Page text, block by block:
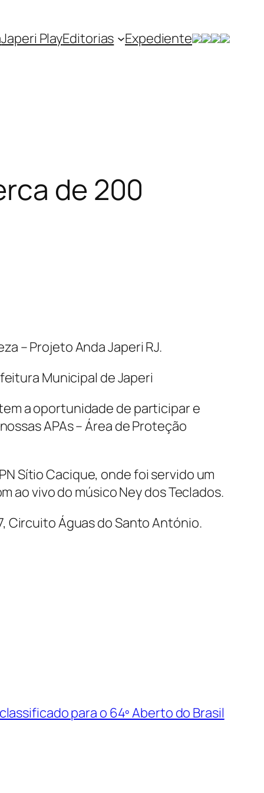
Japeri PlayEditorias Expediente
de 200
– Projeto Anda Japeri RJ.
Municipal de Japeri
a oportunidade de participar e
APAs – Área de Proteção
Sítio Cacique, onde foi servido um
ao vivo do músico Ney dos Teclados.
Circuito Águas do Santo António.
para o 64º Aberto do Brasil